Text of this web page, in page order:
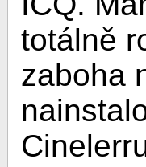
totálně
zaboha